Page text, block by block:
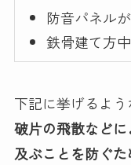
防音パネル
鉄骨建て方
下記に挙げるよう
破片の飛散など
及ぶことを防ぐ